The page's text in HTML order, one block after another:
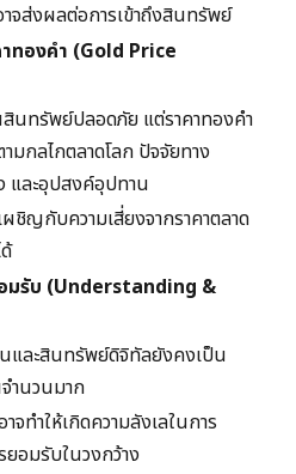
จส่งผลต่อการเข้าถึงสินทรัพย์
ทองคำ (Gold Price
นทรัพย์ปลอดภัย แต่ราคาทองคำ
กลไกตลาดโลก ปัจจัยทาง
และอุปสงค์อุปทาน
ชิญกับความเสี่ยงจากราคาตลาด
อมรับ (Understanding &
และสินทรัพย์ดิจิทัลยังคงเป็น
ำนวนมาก
าจทำให้เกิดความลังเลในการ
อมรับในวงกว้าง